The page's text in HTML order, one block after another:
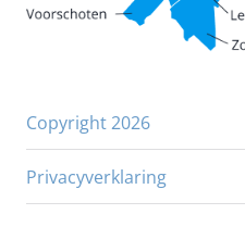
Copyright 2026
Privacyverklaring